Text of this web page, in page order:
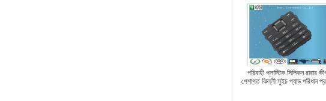
পরিবাহী প্লাস্টিক সিলিকন রাবার
পেশাগত ঝিল্লী সুইচ প্যাড পরিধান